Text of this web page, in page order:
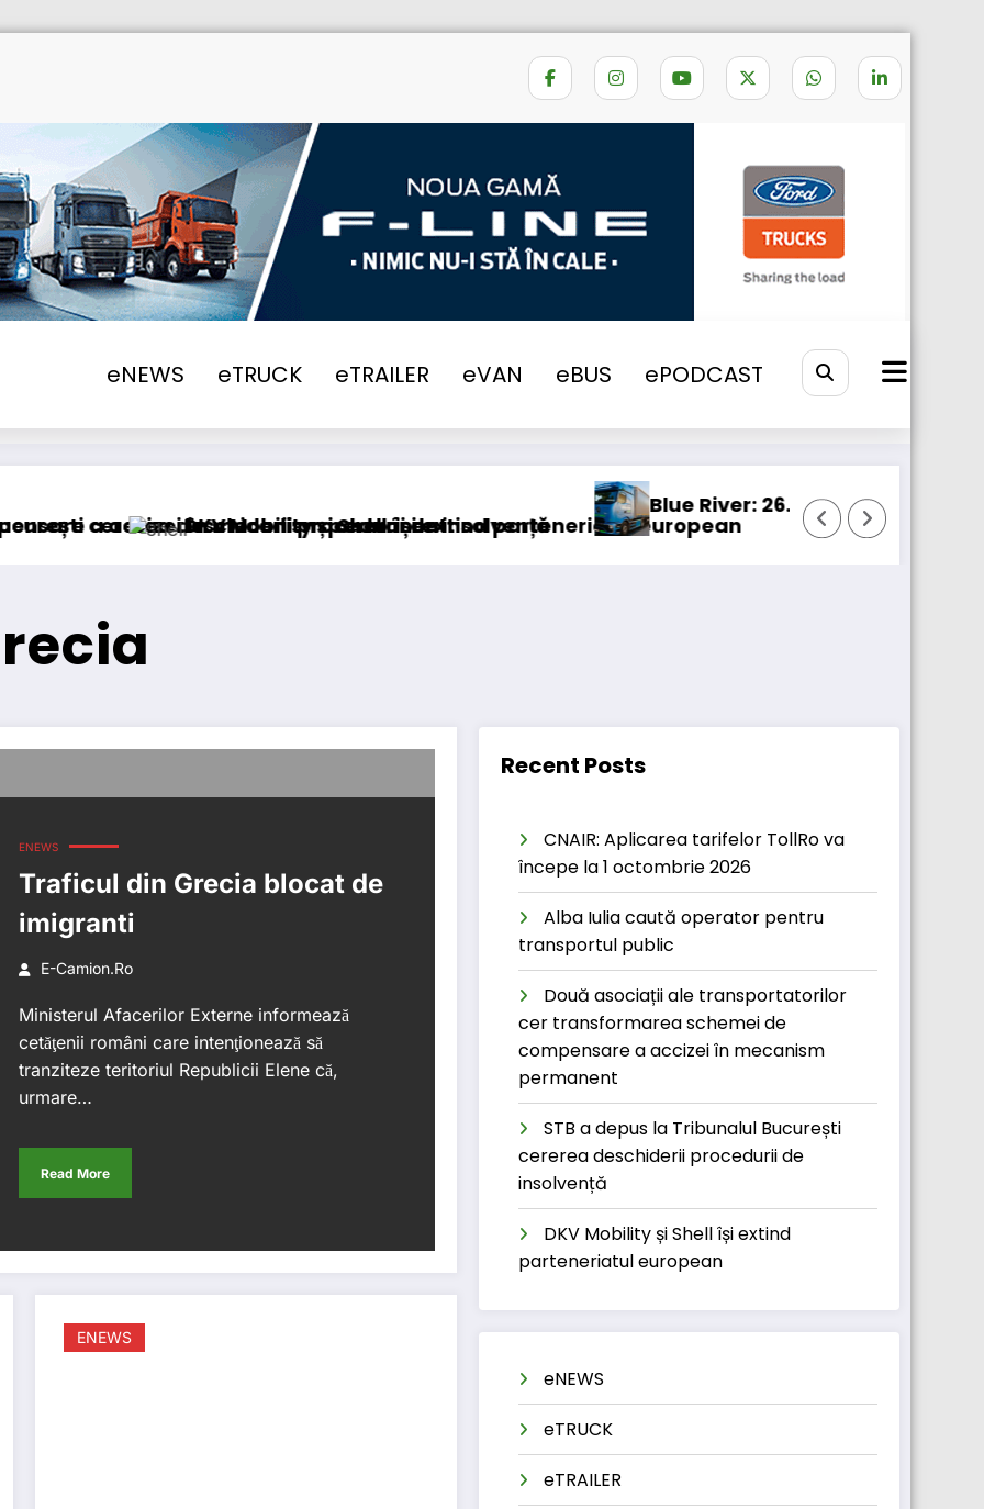
eNEWS eTRUCK eTRAILER eVAN eBUS ePODCAST
protest grecia
în mecanism permanent
deschiderii procedurii de insolvență
DKV Mobility și Shell își extind parteneriatul european
Blue River: 26.123 km cu un camion 100%
ENEWS
Traficul din Grecia blocat de
imigranti
E-Camion.ro
Ministerul Afacerilor Externe informează
cetăţenii români care intenţionează să
tranziteze teritoriul Republicii Elene că,
urmare…
Read More
ENEWS
Recent Posts
CNAIR: Aplicarea tarifelor TollRo va
începe la 1 octombrie 2026
Alba Iulia caută operator pentru
transportul public
Două asociații ale transportatorilor
cer transformarea schemei de
compensare a accizei în mecanism
permanent
STB a depus la Tribunalul București
cererea deschiderii procedurii de
insolvență
DKV Mobility și Shell își extind
parteneriatul european
eNEWS
eTRUCK
eTRAILER